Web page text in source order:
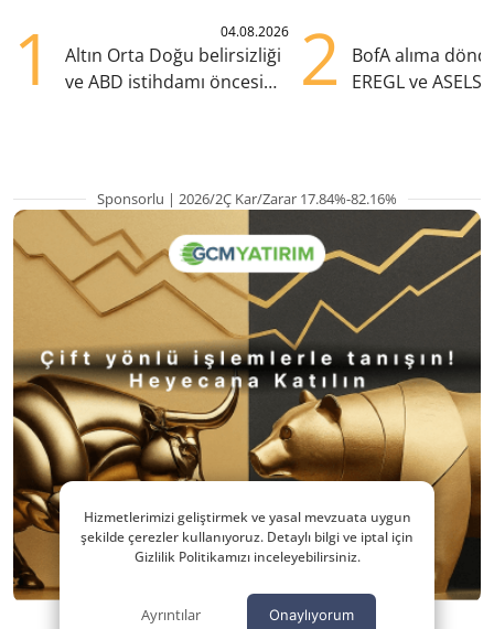
1 04.08.2026
Altın Orta Doğu belirsizliği
ve ABD istihdamı öncesi
2
BofA alıma
EREGL ve ASELS
Sponsorlu | 2026/2Ç Kar/Zarar 17.84%-82.16%
Hizmetlerimizi geliştirmek ve yasal mevzuata uygun
şekilde çerezler kullanıyoruz. Detaylı bilgi ve iptal için
Gizlilik Politikamızı inceleyebilirsiniz.
Ayrıntılar Onaylıyorum